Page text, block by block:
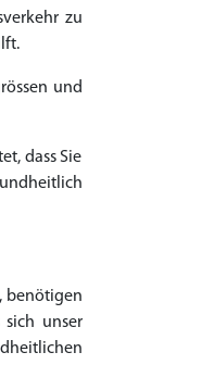
zu
und
dass Sie
benötigen
unser